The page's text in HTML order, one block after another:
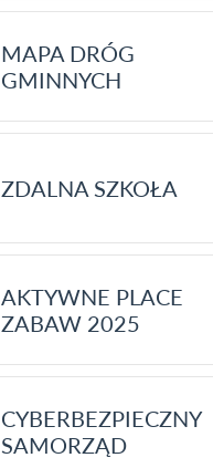
MAPA DRÓG
GMINNYCH
ZDALNA SZKOŁA
AKTYWNE PLACE
ZABAW 2025
CYBERBEZPIECZNY
SAMORZĄD